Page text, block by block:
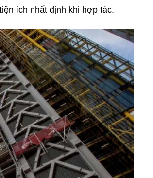
ích nhất định khi hợp tác.